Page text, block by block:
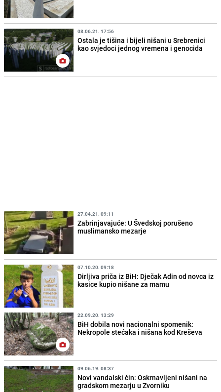
08.06.21. 17:56
Ostala je tišina i bijeli nišani u Srebrenici
kao svjedoci jednog vremena i genocida
27.04.21. 09:11
Zabrinjavajuće: U Švedskoj porušeno
muslimansko mezarje
07.10.20. 09:18
Dirljiva priča iz BiH: Dječak Adin od novca iz
kasice kupio nišane za mamu
22.09.20. 13:29
BiH dobila novi nacionalni spomenik:
Nekropole stećaka i nišana kod Kreševa
09.06.19. 08:37
Novi vandalski čin: Oskrnavljeni nišani na
gradskom mezarju u Zvorniku